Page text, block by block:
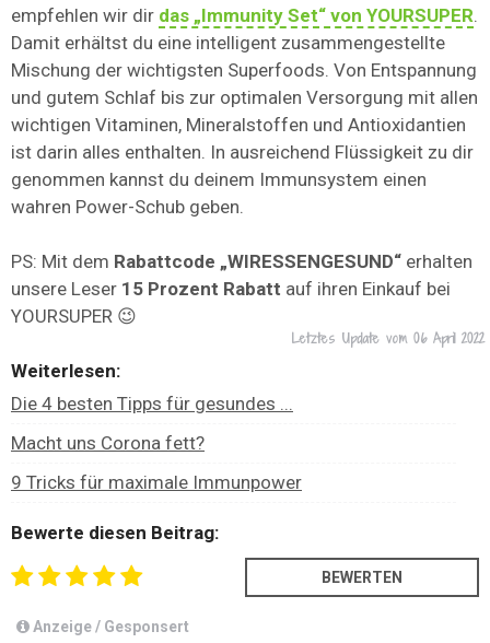
empfehlen wir dir das „Immunity Set“ von YOURSUPER.
Damit erhältst du eine intelligent zusammengestellte
Mischung der wichtigsten Superfoods. Von Entspannung
und gutem Schlaf bis zur optimalen Versorgung mit allen
wichtigen Vitaminen, Mineralstoffen und Antioxidantien
ist darin alles enthalten. In ausreichend Flüssigkeit zu dir
genommen kannst du deinem Immunsystem einen
wahren Power-Schub geben.
PS: Mit dem Rabattcode „WIRESSENGESUND“ erhalten
unsere Leser 15 Prozent Rabatt auf ihren Einkauf bei
YOURSUPER 😉
Letztes Update vom 06 April 2022
Weiterlesen:
Die 4 besten Tipps für gesundes ...
Macht uns Corona fett?
9 Tricks für maximale Immunpower
Bewerte diesen Beitrag:
Anzeige / Gesponsert